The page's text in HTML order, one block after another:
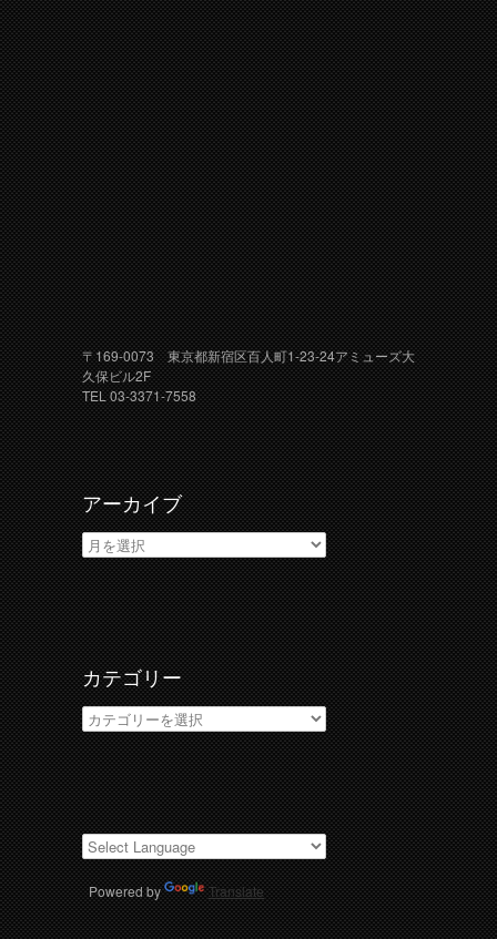
〒169-0073 東京都新宿区百人町1-23-24アミューズ大
久保ビル2F
TEL 03-3371-7558
アーカイブ
ア
ー
カ
イ
ブ
カテゴリー
カ
テ
ゴ
リ
ー
Powered by Translate